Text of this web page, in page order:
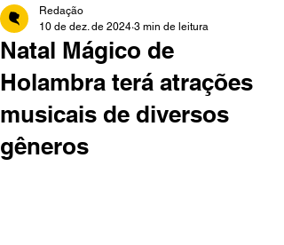
Natal Mágico de
Holambra terá atrações
musicais de diversos
gêneros
Redação
10 de dez. de 2024 3 min de leitura